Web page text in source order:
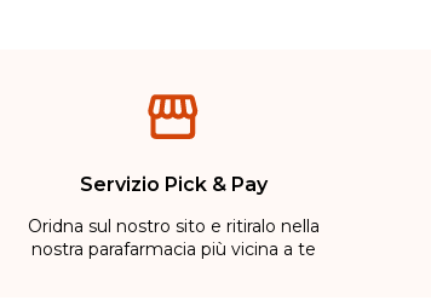
Servizio Pick & Pay
Oridna sul nostro sito e ritiralo nella
nostra parafarmacia più vicina a te